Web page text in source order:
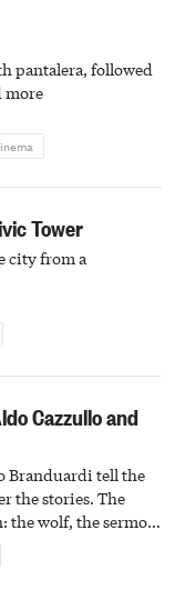
pantalera, followed
more
Tower
city from a
Cazzullo and
Branduardi tell the
the stories. The
the wolf, the sermon